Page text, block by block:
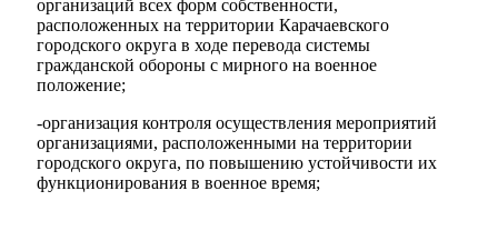
организаций всех форм собственности,
расположенных на территории Карачаевского
городского округа в ходе перевода системы
гражданской обороны с мирного на военное
положение;
-организация контроля осуществления мероприятий
организациями, расположенными на территории
городского округа, по повышению устойчивости их
функционирования в военное время;